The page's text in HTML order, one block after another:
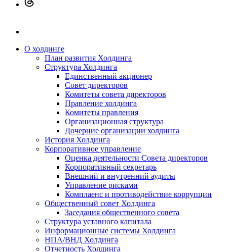
О холдинге
План развития Холдинга
Структура Холдинга
Единственный акционер
Совет директоров
Комитеты совета директоров
Правление холдинга
Комитеты правления
Организационная структура
Дочерние организации холдинга
История Холдинга
Корпоративное управление
Оценка деятельности Совета директоров
Корпоративный секретарь
Внешний и внутренний аудиты
Управление рисками
Комплаенс и противодействие коррупции
Общественный совет Холдинга
Заседания общественного совета
Структура уставного капитала
Информационные системы Холдинга
НПА/ВНД Холдинга
Отчетность Холдинга